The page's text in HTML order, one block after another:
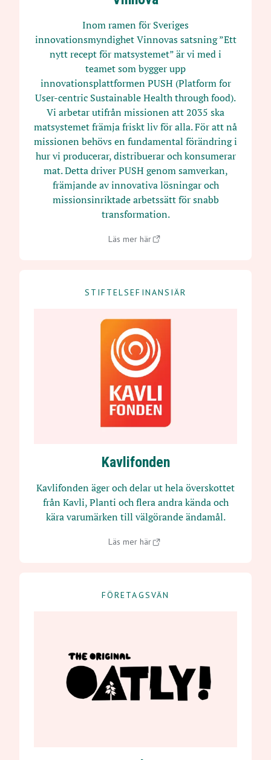
Inom ramen för Sveriges
innovationsmyndighet Vinnovas satsning ”Ett
nytt recept för matsystemet” är vi med i
teamet som bygger upp
innovationsplattformen PUSH (Platform for
User-centric Sustainable Health through food).
Vi arbetar utifrån missionen att 2035 ska
matsystemet främja friskt liv för alla. För att nå
missionen behövs en fundamental förändring i
hur vi producerar, distribuerar och konsumerar
mat. Detta driver PUSH genom samverkan,
främjande av innovativa lösningar och
missionsinriktade arbetssätt för snabb
transformation.
Läs mer här
STIFTELSEFINANSIÄR
Kavlifonden
Kavlifonden äger och delar ut hela överskottet
från Kavli, Planti och flera andra kända och
kära varumärken till välgörande ändamål.
Läs mer här
FÖRETAGSVÄN